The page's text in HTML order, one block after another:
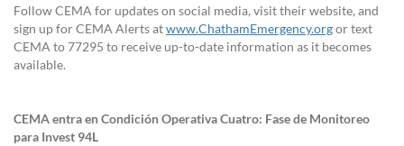
Follow CEMA for updates on social media, visit their website, and
sign up for CEMA Alerts atwww.ChathamEmergency.orgor text
CEMA to 77295 to receive up-to-date information as it becomes
available.
CEMA entra en Condición Operativa Cuatro: Fase de Monitoreo
para Invest 94L